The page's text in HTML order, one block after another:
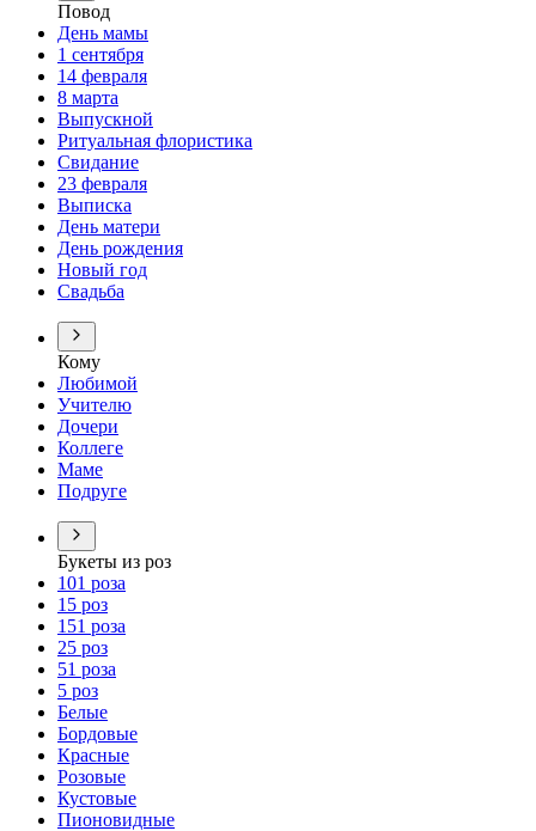
Повод
День мамы
1 сентября
14 февраля
8 марта
Выпускной
Ритуальная флористика
Свидание
23 февраля
Выписка
День матери
День рождения
Новый год
Свадьба
Кому
Любимой
Учителю
Дочери
Коллеге
Маме
Подруге
Букеты из роз
101 роза
15 роз
151 роза
25 роз
51 роза
5 роз
Белые
Бордовые
Красные
Розовые
Кустовые
Пионовидные